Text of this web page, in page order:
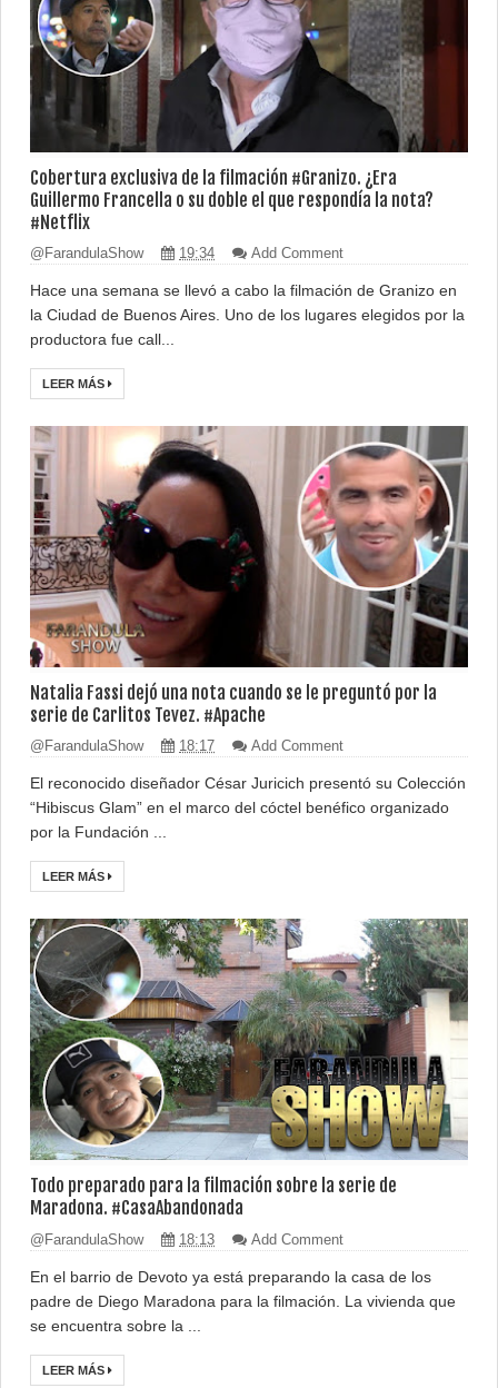
Cobertura exclusiva de la filmación #Granizo. ¿Era
Guillermo Francella o su doble el que respondía la nota?
#Netflix
@FarandulaShow 19:34 Add Comment
Hace una semana se llevó a cabo la filmación de Granizo en
la Ciudad de Buenos Aires. Uno de los lugares elegidos por la
productora fue call...
LEER MÁS
Natalia Fassi dejó una nota cuando se le preguntó por la
serie de Carlitos Tevez. #Apache
@FarandulaShow 18:17 Add Comment
El reconocido diseñador César Juricich presentó su Colección
“Hibiscus Glam” en el marco del cóctel benéfico organizado
por la Fundación ...
LEER MÁS
Todo preparado para la filmación sobre la serie de
Maradona. #CasaAbandonada
@FarandulaShow 18:13 Add Comment
En el barrio de Devoto ya está preparando la casa de los
padre de Diego Maradona para la filmación. La vivienda que
se encuentra sobre la ...
LEER MÁS